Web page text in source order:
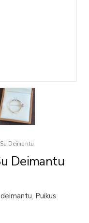
Deimantu
Deimantu
Puikus